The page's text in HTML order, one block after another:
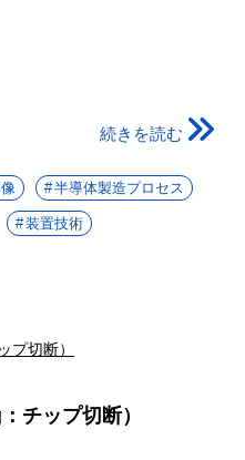
続きを読む
半導体製造プロセス
装置技術
チップ切断）